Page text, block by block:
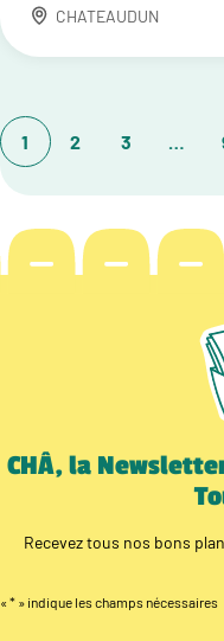
CHATEAUDUN
1 2 3 …
CHÂ, la
Recevez tous nos bons
« * » indique les champs nécessaires